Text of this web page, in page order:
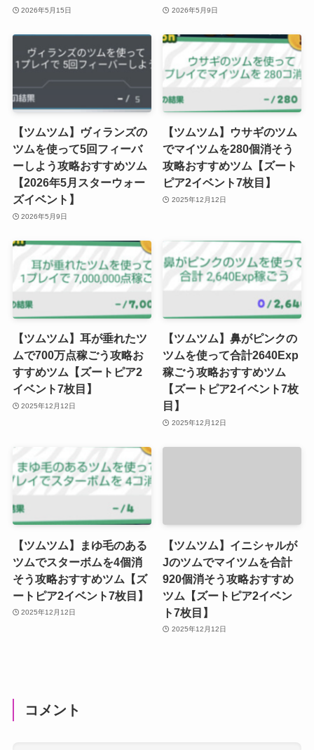
2026年5月15日 2026年5月9日
【ツムツム】ヴィランズの
ツムを使って5回フィーバ
ーしよう攻略おすすめツム
【2026年5月スターウォー
ズイベント】
2026年5月9日
【ツムツム】ウサギのツム
でマイツムを280個消そう
攻略おすすめツム【ズート
ピア2イベント7枚目】
2025年12月12日
【ツムツム】耳が垂れたツ
ムで700万点稼ごう攻略お
すすめツム【ズートピア2
イベント7枚目】
2025年12月12日
【ツムツム】鼻がピンクの
ツムを使って合計2640Exp
稼ごう攻略おすすめツム
【ズートピア2イベント7枚
目】
2025年12月12日
【ツムツム】まゆ毛のある
ツムでスターボムを4個消
そう攻略おすすめツム【ズ
ートピア2イベント7枚目】
2025年12月12日
【ツムツム】イニシャルが
Jのツムでマイツムを合計
920個消そう攻略おすすめ
ツム【ズートピア2イベン
ト7枚目】
2025年12月12日
コメント